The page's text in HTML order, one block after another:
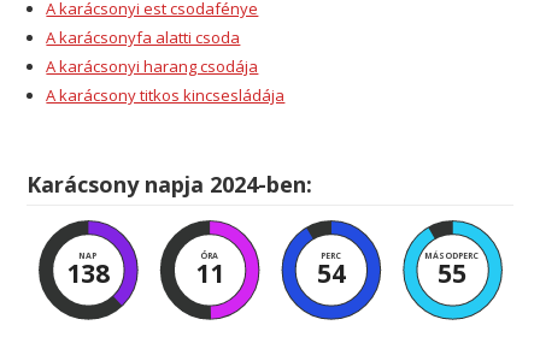
A karácsonyi est csodafénye
A karácsonyfa alatti csoda
A karácsonyi harang csodája
A karácsony titkos kincsesládája
Karácsony napja 2024-ben:
NAP
138
ÓRA
11
PERC
54
MÁSODPERC
54